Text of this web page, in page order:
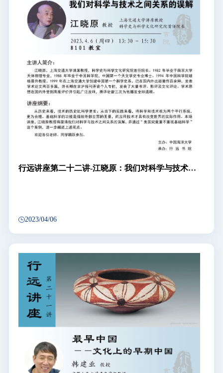
行远讲座第二十二讲-江晓原：我们对科学与技术之
2023/04/06